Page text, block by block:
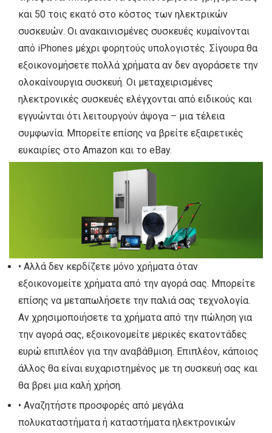
και 50 τοις εκατό στο κόστος των ηλεκτρικών
συσκευών. Οι ανακαινισμένες συσκευές κυμαίνονται
από iPhones μέχρι φορητούς υπολογιστές. Σίγουρα θα
εξοικονομήσετε πολλά χρήματα αν δεν αγοράσετε την
ολοκαίνουργια συσκευή. Οι μεταχειρισμένες
ηλεκτρονικές συσκευές ελέγχονται από ειδικούς και
εγγυώνται ότι λειτουργούν άψογα – μια τέλεια
συμφωνία. Μπορείτε επίσης να βρείτε εξαιρετικές
ευκαιρίες στο Amazon και το eBay.
• Αλλά δεν κερδίζετε μόνο χρήματα όταν
εξοικονομείτε χρήματα από την αγορά σας. Μπορείτε
επίσης να μεταπωλήσετε την παλιά σας τεχνολογία.
Αν χρησιμοποιήσετε τα χρήματα από την πώληση για
την αγορά σας, εξοικονομείτε μερικές εκατοντάδες
ευρώ επιπλέον για την αναβάθμιση. Επιπλέον, κάποιος
άλλος θα είναι ευχαριστημένος με τη συσκευή σας και
θα βρει μια καλή χρήση.
• Αναζητήστε προσφορές από μεγάλα
πολυκαταστήματα ή καταστήματα ηλεκτρονικών